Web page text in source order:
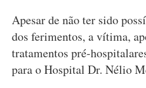
Apesar de não ter sido
dos ferimentos, a vítima,
tratamentos pré-
para o Hospital Dr. Nélio